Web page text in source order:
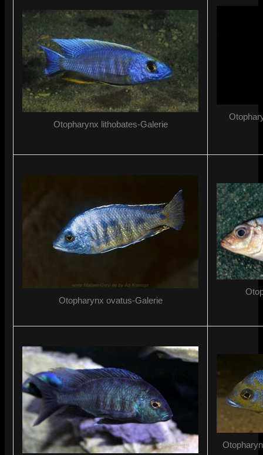
Otopharynx lithobates-Galerie
Otopharynx ovatus-Galerie